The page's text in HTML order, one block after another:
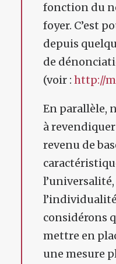
fonction du
foyer. C’est
depuis
de
(voir : http://
En parallèle,
à
revenu de
considérons
mettre en
une mesure